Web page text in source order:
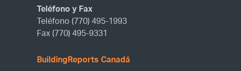
Teléfono y Fax
Teléfono (770) 495-1993
Fax (770) 495-9331
BuildingReports Canadá